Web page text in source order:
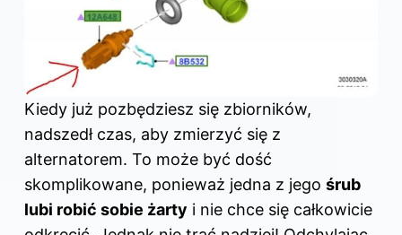
Kiedy już pozbędziesz się zbiorników,
nadszedł czas, aby zmierzyć się z
alternatorem. To może być dość
skomplikowane, ponieważ jedna z jego śrub
lubi robić sobie żarty i nie chce się całkowicie